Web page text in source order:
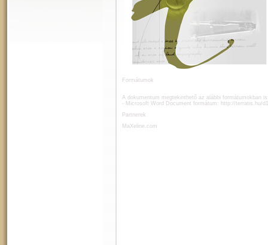
Formátumok
A dokumentum megtekinthető az alábbi formátumokban
- Microsoft Word Document formátum: http://terratis.hu/
Partnerek
MaXeline.com